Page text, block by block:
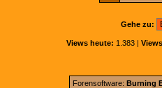
Gehe zu:
Views heute: 1.383 |
Forensoftware: Burning